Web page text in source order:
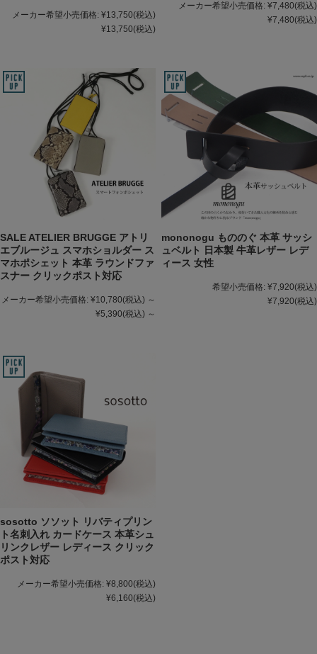
メーカー希望小売価格: ¥13,750(税込)
¥13,750(税込)
メーカー希望小売価格: ¥7,480(税込)
¥7,480(税込)
SALE ATELIER BRUGGE アトリ
エブルージュ スマホショルダー ス
マホポシェット 本革 ラウンドファ
スナー クリックポスト対応
メーカー希望小売価格: ¥10,780(税込) ～
¥5,390(税込) ～
mononogu もののぐ 本革 サッシ
ュベルト 日本製 牛革レザー レデ
ィース 女性
希望小売価格: ¥7,920(税込)
¥7,920(税込)
sosotto ソソット リバティプリン
ト名刺入れ カードケース 本革シュ
リンクレザー レディース クリック
ポスト対応
メーカー希望小売価格: ¥8,800(税込)
¥6,160(税込)